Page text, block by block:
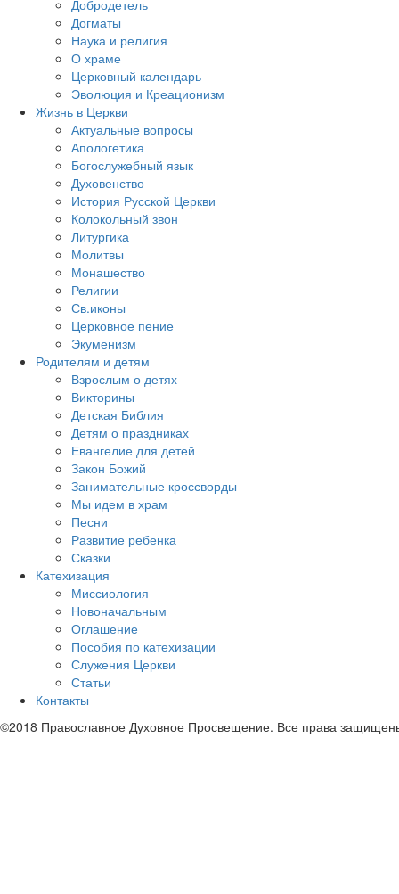
Добродетель
Догматы
Наука и религия
О храме
Церковный календарь
Эволюция и Креационизм
Жизнь в Церкви
Актуальные вопросы
Апологетика
Богослужебный язык
Духовенство
История Русской Церкви
Колокольный звон
Литургика
Молитвы
Монашество
Религии
Св.иконы
Церковное пение
Экуменизм
Родителям и детям
Взрослым о детях
Викторины
Детская Библия
Детям о праздниках
Евангелие для детей
Закон Божий
Занимательные кроссворды
Мы идем в храм
Песни
Развитие ребенка
Сказки
Катехизация
Миссиология
Новоначальным
Оглашение
Пособия по катехизации
Служения Церкви
Статьи
Контакты
©2018 Православное Духовное Просвещение. Все права